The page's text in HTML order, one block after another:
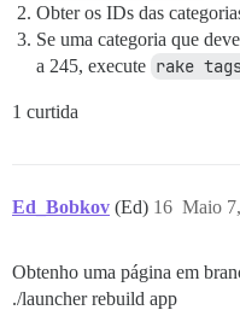
Obter os IDs das
Se uma categoria que
a 245, execute rake
1 curtida
Ed_Bobkov (Ed) Maio
16
Obtenho uma página em
./launcher rebuild app